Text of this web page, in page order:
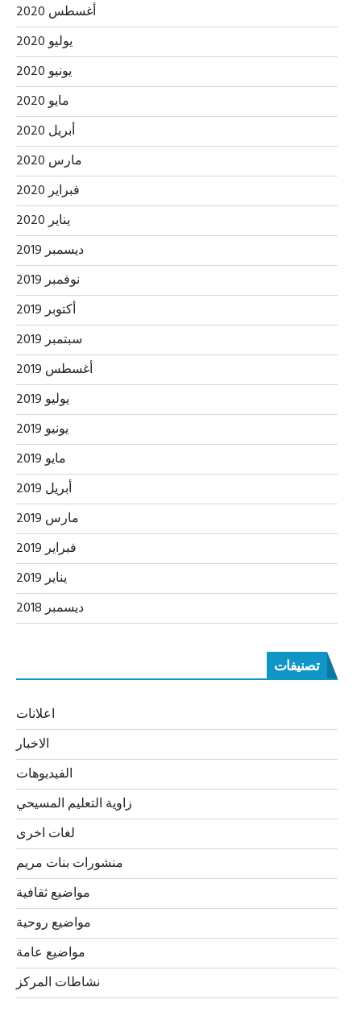
أغسطس 2020
يوليو 2020
يونيو 2020
مايو 2020
أبريل 2020
مارس 2020
فبراير 2020
يناير 2020
ديسمبر 2019
نوفمبر 2019
أكتوبر 2019
سبتمبر 2019
أغسطس 2019
يوليو 2019
يونيو 2019
مايو 2019
أبريل 2019
مارس 2019
فبراير 2019
يناير 2019
ديسمبر 2018
تصنيفات
اعلانات
الاخبار
الفيديوهات
زاوية التعليم المسيحي
لغات اخرى
منشورات بنات مريم
مواضيع ثقافية
مواضيع روحية
مواضيع عامة
نشاطات المركز